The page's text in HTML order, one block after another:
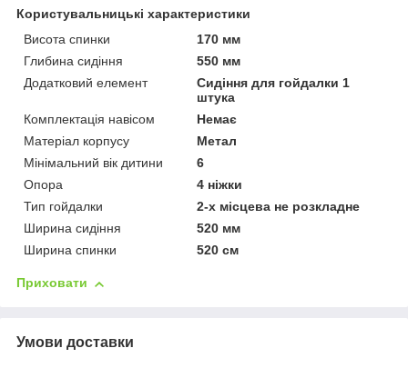
Користувальницькі характеристики
Висота спинки
170 мм
Глибина сидіння
550 мм
Додатковий елемент
Сидіння для гойдалки 1
штука
Комплектація навісом
Немає
Матеріал корпусу
Метал
Мінімальний вік дитини
6
Опора
4 ніжки
Тип гойдалки
2-х місцева не розкладне
Ширина сидіння
520 мм
Ширина спинки
520 см
Приховати
Умови доставки